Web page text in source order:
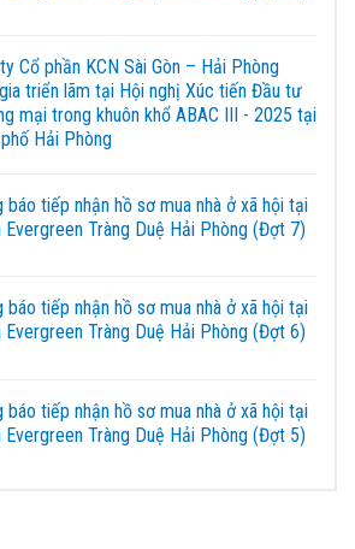
Cổ phần KCN Sài Gòn – Hải Phòng
triển lãm tại Hội nghị Xúc tiến Đầu tư
mại trong khuôn khổ ABAC III - 2025 tại
Hải Phòng
báo tiếp nhận hồ sơ mua nhà ở xã hội tại
Evergreen Tràng Duệ Hải Phòng (Đợt 7)
báo tiếp nhận hồ sơ mua nhà ở xã hội tại
Evergreen Tràng Duệ Hải Phòng (Đợt 6)
báo tiếp nhận hồ sơ mua nhà ở xã hội tại
Evergreen Tràng Duệ Hải Phòng (Đợt 5)